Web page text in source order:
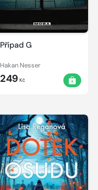
Případ G
Hakan Nesser
249 Kč